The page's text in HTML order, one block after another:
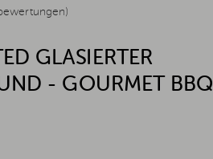
GLASIERTER
- GOURMET BBQ